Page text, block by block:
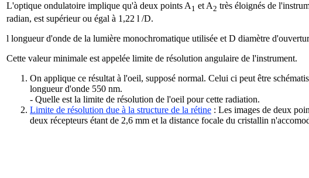
L'optique ondulatoire implique qu'à deux points A 1 et A2 très éloignés de
radian, est supérieur ou égal à 1,22 l /D.
l longueur d'onde de la lumière monochromatique utilisée et D diamètre
Cette valeur minimale est appelée limite de résolution angulaire de l'instrument.
On applique ce résultat à l'oeil, supposé normal. Celui ci peut être
longueur d'onde 550 nm.
- Quelle est la limite de résolution de l'oeil pour cette radiation.
Limite de résolution due à la structure de la rétine : Les images de deux
deux récepteurs étant de 2,6 mm et la distance focale du cristallin